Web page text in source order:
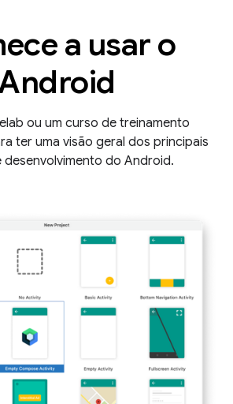
a usar o
ou um curso de treinamento
ter uma visão geral dos principais
do Android.